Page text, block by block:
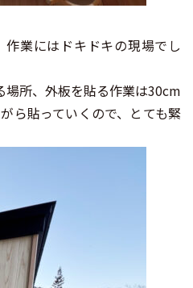
業にはドキドキの現場でし
場所、外板を貼る作業は30cm
ら貼っていくので、とても緊